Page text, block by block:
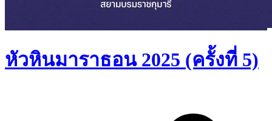
หัวหินมาราธอน 2025 (ครั้งที่ 5)